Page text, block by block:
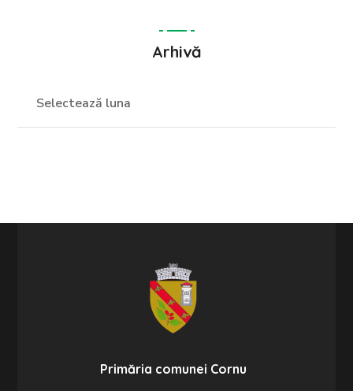
Arhivă
Primăria comunei Cornu